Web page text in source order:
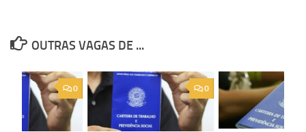
OUTRAS VAGAS DE ...
0
0